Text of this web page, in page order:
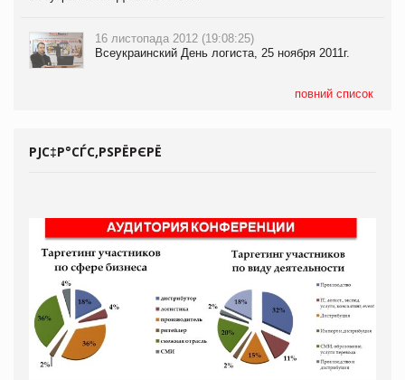
16 листопада 2012 (19:08:25)
Всеукраинский День логиста, 25 ноября 2011г.
повний список
РЈС‡Р°СЃС‚РЅРЁРЄРЁ